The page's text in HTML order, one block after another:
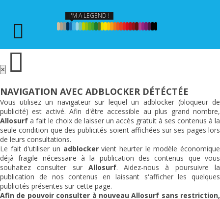
I'M A LEGEND !
×
NAVIGATION AVEC ADBLOCKER DÉTÉCTÉE
Vous utilisez un navigateur sur lequel un adblocker (bloqueur de
publicité) est activé. Afin d'être accessible au plus grand nombre,
Allosurf a fait le choix de laisser un accès gratuit à ses contenus à la
seule condition que des publicités soient affichées sur ses pages lors
de leurs consultations.
Le fait d'utiliser un adblockervient heurter le modèle économique
déjà fragile nécessaire à la publication des contenus que vous
souhaitez consulter sur Allosurf. Aidez-nous à poursuivre la
publication de nos contenus en laissant s'afficher les quelques
publicités présentes sur cette page.
Afin de pouvoir consulter à nouveauAllosurf sans restriction,